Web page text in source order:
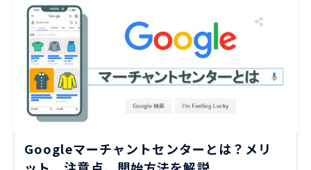
け […]
Googleマーチャントセンターとは？メリ